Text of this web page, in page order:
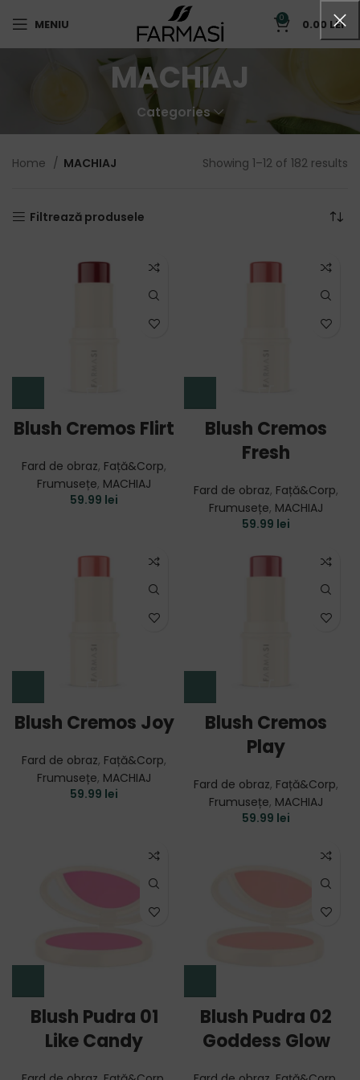
MENIU 0 0.00 LEI
MACHIAJ
Categories
Home MACHIAJ Showing 1–12 of 182 results
Filtrează produsele
Blush Cremos Flirt
Fard de obraz, Față&Corp,
Frumusețe, MACHIAJ
59.99 lei
Blush Cremos
Fresh
Fard de obraz, Față&Corp,
Frumusețe, MACHIAJ
59.99 lei
Blush Cremos Joy
Fard de obraz, Față&Corp,
Frumusețe, MACHIAJ
59.99 lei
Blush Cremos
Play
Fard de obraz, Față&Corp,
Frumusețe, MACHIAJ
59.99 lei
Blush Pudra 01
Like Candy
Blush Pudra 02
Goddess Glow